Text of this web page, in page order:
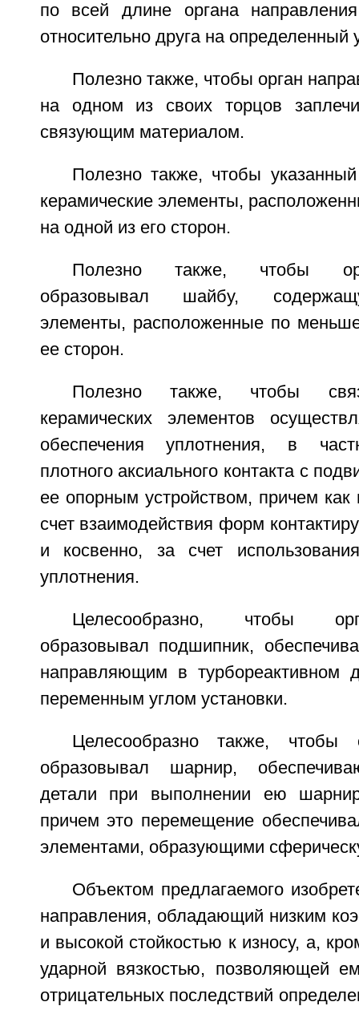
по всей длине органа
относительно друга на определенный
Полезно также, чтобы орган
на одном из своих торцов
связующим материалом.
Полезно также, чтобы
керамические элементы,
на одной из его сторон.
Полезно также, чтобы
образовывал шайбу,
элементы, расположенные по
ее сторон.
Полезно также, чтобы
керамических элементов
обеспечения уплотнения, в
плотного аксиального контакта с
ее опорным устройством, причем как
счет взаимодействия форм
и косвенно, за счет
уплотнения.
Целесообразно, чтобы
образовывал подшипник,
направляющим в турбореактивном
переменным углом установки.
Целесообразно также, чтобы
образовывал шарнир,
детали при выполнении ею
причем это перемещение
элементами, образующими
Объектом предлагаемого
направления, обладающий низким
и высокой стойкостью к износу, а,
ударной вязкостью, позволяющей
отрицательных последствий